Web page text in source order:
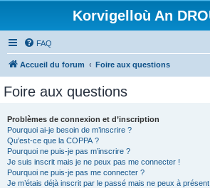
Korvigelloù An
FAQ
Accueil du forum Foire aux questions
Foire aux questions
Problèmes de connexion et d’inscription
Pourquoi ai-je besoin de m’inscrire ?
Qu’est-ce que la COPPA ?
Pourquoi ne puis-je pas m’inscrire ?
Je suis inscrit mais je ne peux pas me connecter !
Pourquoi ne puis-je pas me connecter ?
Je m’étais déjà inscrit par le passé mais ne peux à